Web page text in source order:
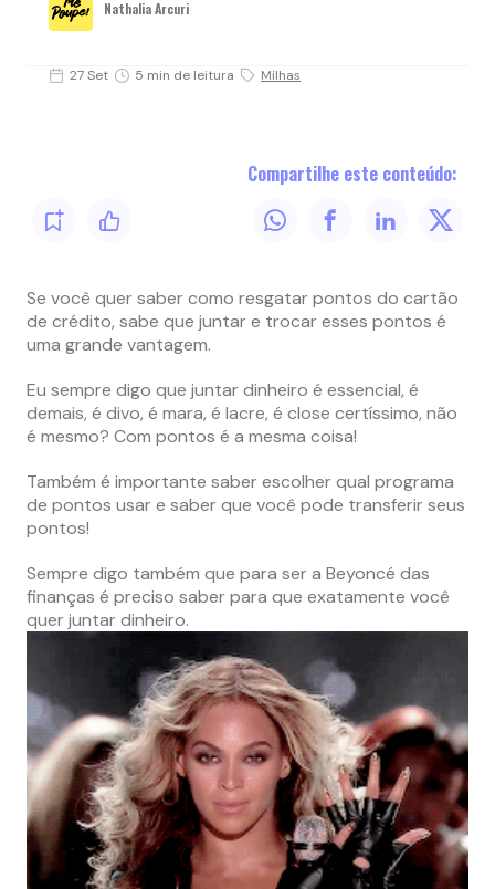
Nathalia Arcuri
27 Set 5 min de leitura Milhas
Compartilhe este conteúdo:
Se você quer saber como resgatar pontos do cartão
de crédito, sabe que juntar e trocar esses pontos é
uma grande vantagem.
Eu sempre digo que juntar dinheiro é essencial, é
demais, é divo, é mara, é lacre, é close certíssimo, não
é mesmo? Com pontos é a mesma coisa!
Também é importante saber escolher qual programa
de pontos usar e saber que você pode transferir seus
pontos!
Sempre digo também que para ser a Beyoncé das
finanças é preciso saber para que exatamente você
quer juntar dinheiro.